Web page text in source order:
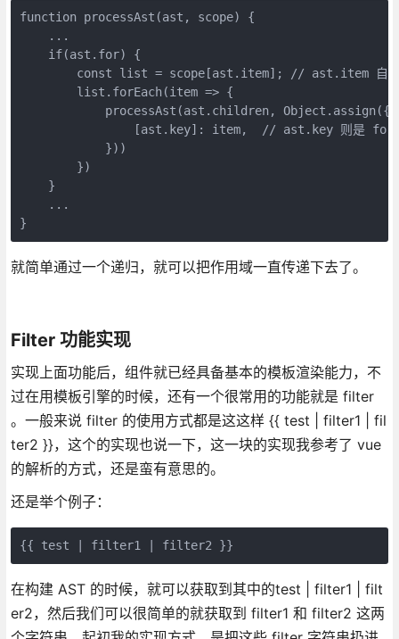
function processAst(ast, scope) {
    ...
    if(ast.for) {
const list = scope[ast.item]; // ast.item 自然
        list.forEach(item => {
processAst(ast.children,
[ast.key]: item,  // ast.key 则是 for
            }))
        })
    }
    ...
}
就简单通过一个递归，就可以把作用域一直传递下去了。
Filter 功能实现
实现上面功能后，组件就已经具备基本的模板渲染能力，不
过在用模板引擎的时候，还有一个很常用的功能就是 filter
。一般来说 filter 的使用方式都是这这样 {{ test | filter1 | fil
ter2 }}，这个的实现也说一下，这一块的实现我参考了 vue
的解析的方式，还是蛮有意思的。
还是举个例子：
{{ test | filter1 | filter2 }}
在构建 AST 的时候，就可以获取到其中的test | filter1 | filt
er2，然后我们可以很简单的就获取到 filter1 和 filter2 这两